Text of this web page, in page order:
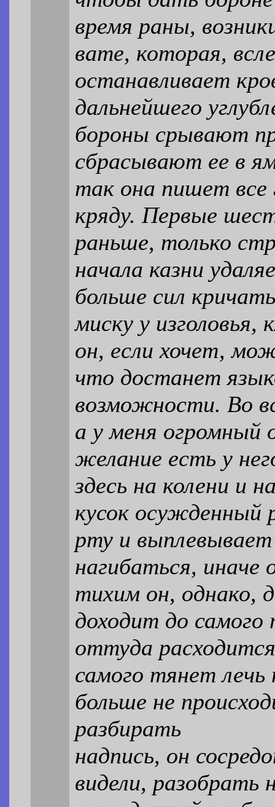
время раны,
вате, которая,
останавливает
дальнейшего
бороны срывают
сбрасывают ее в
так она пишет все
кряду. Первые
раньше, только
начала казни
больше сил
миску у
он, если хочет,
что достанет
возможности. Во
а у меня
желание есть у
здесь на колени и
кусок осужденный
рту и
нагибаться,
тихим он, однако,
доходит до
оттуда
самого тянет лечь
больше не
разбирать
надпись, он
видели, разобрать